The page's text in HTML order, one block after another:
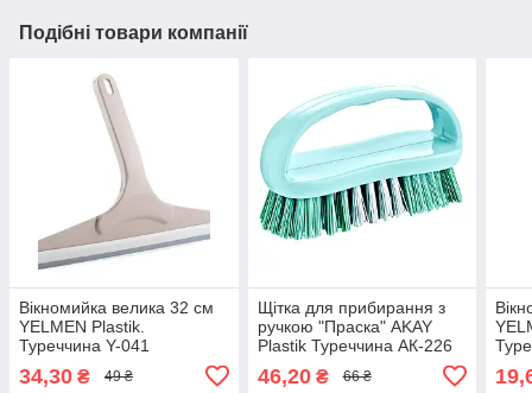
Подібні товари компанії
Вікномийка велика 32 см
YELMEN Plastik.
Туреччина Y-041
34,30 ₴ 49 ₴
Щітка для прибирання з
ручкою "Праска" AKAY
Plastik Туреччина АК-226
46,20₴ 66 ₴